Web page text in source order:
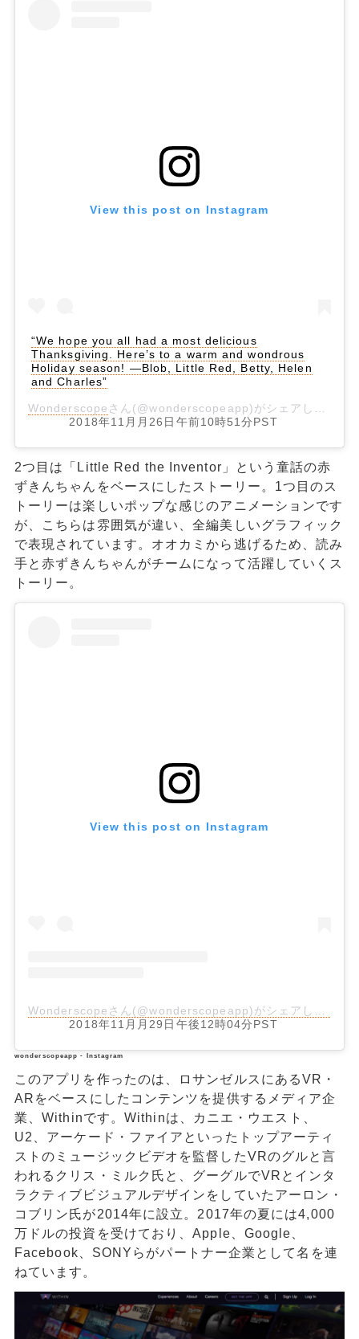
View this post on Instagram
“We hope you all had a most delicious
Thanksgiving. Here’s to a warm and wondrous
Holiday season! —Blob, Little Red, Betty, Helen
and Charles”
Wonderscope さん(@wonderscopeapp)がシェアした投稿 -
2018年11月月26日午前10時51分PST
2つ目は「Little Red the Inventor」という童話の赤
ずきんちゃんをベースにしたストーリー。1つ目のス
トーリーは楽しいポップな感じのアニメーションです
が、こちらは雰囲気が違い、全編美しいグラフィック
で表現されています。オオカミから逃げるため、読み
手と赤ずきんちゃんがチームになって活躍していくス
トーリー。
View this post on Instagram
Wonderscopeさん(@wonderscopeapp)がシェアした投稿
2018年11月月29日午後12時04分PST
wonderscopeapp - Instagram
このアプリを作ったのは、ロサンゼルスにあるVR・
ARをベースにしたコンテンツを提供するメディア企
業、Withinです。Withinは、カニエ・ウエスト、
U2、アーケード・ファイアといったトップアーティ
ストのミュージックビデオを監督したVRのグルと言
われるクリス・ミルク氏と、グーグルでVRとインタ
ラクティブビジュアルデザインをしていたアーロン・
コブリン氏が2014年に設立。2017年の夏には4,000
万ドルの投資を受けており、Apple、Google、
Facebook、SONYらがパートナー企業として名を連
ねています。